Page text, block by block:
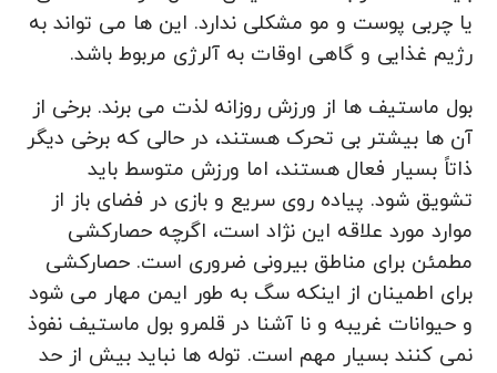
یا چربی پوست و مو مشکلی ندارد. این ها می تواند به
رژیم غذایی و گاهی اوقات به آلرژی مربوط باشد.
بول ماستیف ها از ورزش روزانه لذت می برند. برخی از
آن ها بیشتر بی تحرک هستند، در حالی که برخی دیگر
ذاتاً بسیار فعال هستند، اما ورزش متوسط ​​باید
تشویق شود. پیاده روی سریع و بازی در فضای باز از
موارد مورد علاقه این نژاد است، اگرچه حصارکشی
مطمئن برای مناطق بیرونی ضروری است. حصارکشی
برای اطمینان از اینکه سگ به طور ایمن مهار می شود
و حیوانات غریبه و نا آشنا در قلمرو بول ماستیف نفوذ
نمی کنند بسیار مهم است. توله ها نباید بیش از حد